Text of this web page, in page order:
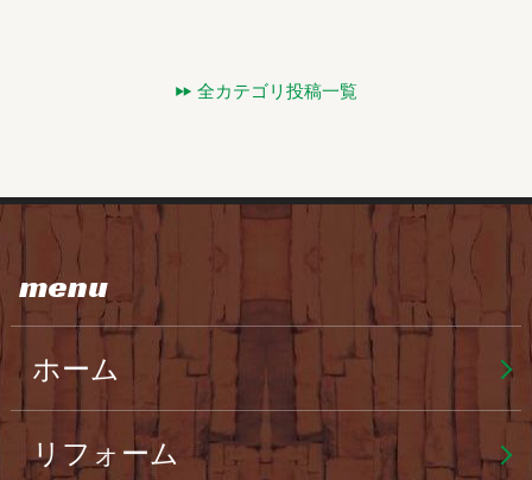
全カテゴリ投稿一覧
menu
ホーム
リフォーム